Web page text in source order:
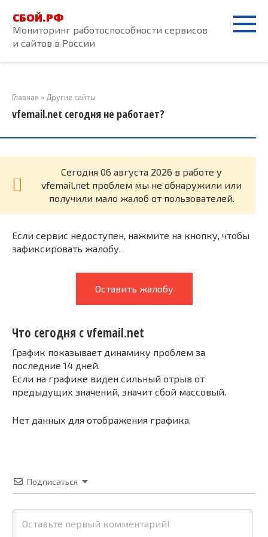
контенту
СБОЙ.РФ
Мониторинг работоспособности сервисов
и сайтов в России
Главная » Другие сайты
vfemail.net сегодня не работает?
Cегодня 06 августа 2026 в работе у
vfemail.net проблем мы не обнаружили или
получили мало жалоб от пользователей.
Если сервис недоступен, нажмите на кнопку, чтобы
зафиксировать жалобу.
Оставить жалобу
Что сегодня с vfemail.net
График показывает динамику проблем за
последние 14 дней.
Если на графике виден сильный отрыв от
предыдущих значений, значит сбой массовый.
Нет данных для отображения графика.
Подписаться